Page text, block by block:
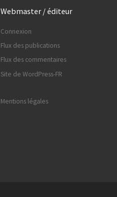
Webmaster / éditeur
Connexion
Flux des publications
Flux des commentaires
Site de WordPress-FR
Mentions légales